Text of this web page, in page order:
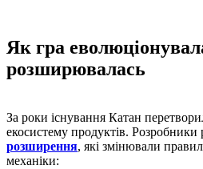
Як гра
розширювалась
За роки існування Катан
екосистему продуктів. Розробники
розширення, які змінювали
механіки: